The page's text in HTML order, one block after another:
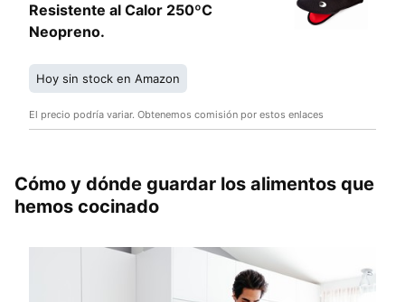
Resistente al Calor 250ºC
Neopreno.
Hoy sin stock en Amazon
El precio podría variar. Obtenemos comisión por estos enlaces
Cómo y dónde guardar los alimentos que
hemos cocinado